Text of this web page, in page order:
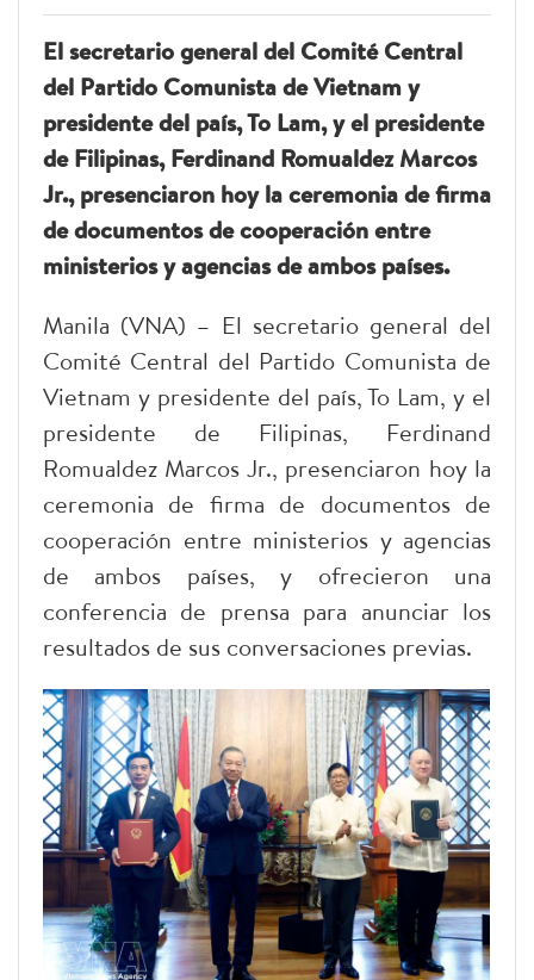
El secretario general del Comité Central
del Partido Comunista de Vietnam y
presidente del país, To Lam, y el presidente
de Filipinas, Ferdinand Romualdez Marcos
Jr., presenciaron hoy la ceremonia de firma
de documentos de cooperación entre
ministerios y agencias de ambos países.
Manila (VNA) – El secretario general del
Comité Central del Partido Comunista de
Vietnam y presidente del país, To Lam, y el
presidente de Filipinas, Ferdinand
Romualdez Marcos Jr., presenciaron hoy la
ceremonia de firma de documentos de
cooperación entre ministerios y agencias
de ambos países, y ofrecieron una
conferencia de prensa para anunciar los
resultados de sus conversaciones previas.